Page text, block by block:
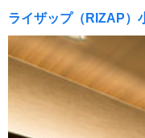
ライザップ（RIZAP）